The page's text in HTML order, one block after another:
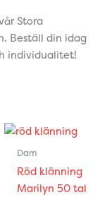
Stora
Beställ din idag
individualitet!
Dam
Röd klänning
Marilyn 50 tal
Den
här
produkten
har